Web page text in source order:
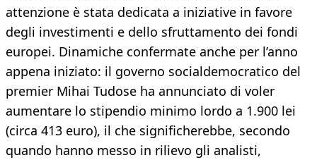
attenzione è stata dedicata a iniziative in favore
degli investimenti e dello sfruttamento dei fondi
europei. Dinamiche confermate anche per l’anno
appena iniziato: il governo socialdemocratico del
premier Mihai Tudose ha annunciato di voler
aumentare lo stipendio minimo lordo a 1.900 lei
(circa 413 euro), il che significherebbe, secondo
quando hanno messo in rilievo gli analisti,